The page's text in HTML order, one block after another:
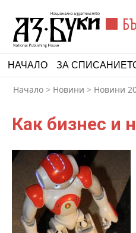
НАЧАЛО ЗА
Начало > Новини > Новини
Как бизнес и